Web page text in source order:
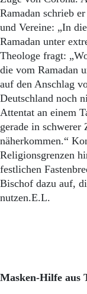
Ramadan schrieb
und Vereine: „In
Ramadan unter
Theologe fragt:
die vom Ramadan
auf den Anschlag
Deutschland noch
Attentat an einem
gerade in schwerer
näherkommen.“
Religionsgrenzen
festlichen
Bischof dazu auf,
nutzen.E.L.
Masken-Hilfe aus